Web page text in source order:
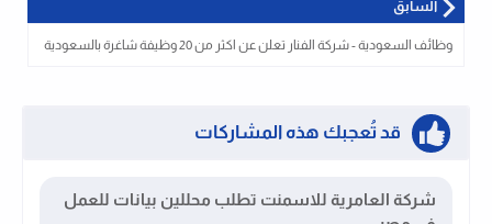
السابق
وظائف السعودية - شركة الفنار تعلن عن اكثر من 20 وظيفة شاغرة بالسعودية
قد تُعجبك هذه المشاركات
شركة العامرية للاسمنت تطلب محللين بيانات للعمل